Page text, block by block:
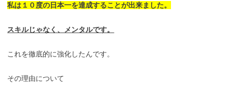
私は１０度の日本一を達成することが出来ました。
スキルじゃなく、メンタルです。
これを徹底的に強化したんです。
その理由について